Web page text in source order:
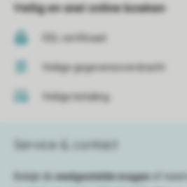
Veilig en snel online boeken
SSL certificaat
Veilige gegevensoverdracht
Veilige betaling
Service & contact
Bekijk de veelgestelde vragen
of neem